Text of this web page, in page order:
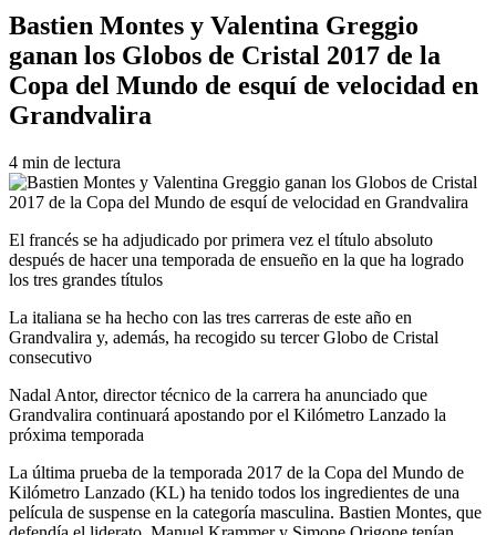
Bastien Montes y Valentina Greggio
ganan los Globos de Cristal 2017 de la
Copa del Mundo de esquí de velocidad en
Grandvalira
4 min de lectura
El francés se ha adjudicado por primera vez el título absoluto
después de hacer una temporada de ensueño en la que ha logrado
los tres grandes títulos
La italiana se ha hecho con las tres carreras de este año en
Grandvalira y, además, ha recogido su tercer Globo de Cristal
consecutivo
Nadal Antor, director técnico de la carrera ha anunciado que
Grandvalira continuará apostando por el Kilómetro Lanzado la
próxima temporada
La última prueba de la temporada 2017 de la Copa del Mundo de
Kilómetro Lanzado (KL) ha tenido todos los ingredientes de una
película de suspense en la categoría masculina. Bastien Montes, que